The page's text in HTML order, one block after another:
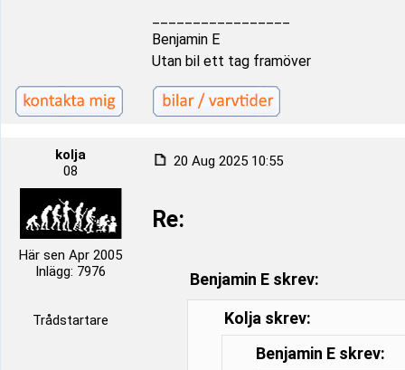
Benjamin E
Utan bil ett tag framöver
kolja
08
Här sen Apr 2005
Inlägg: 7976
Trådstartare
20 Aug 2025 10:55
Re:
Benjamin E skrev:
Kolja skrev:
Benjamin E skrev: